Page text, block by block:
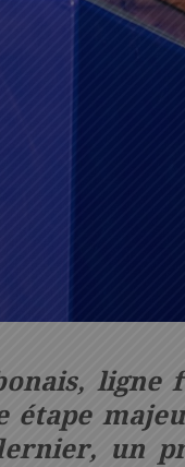
étape
un